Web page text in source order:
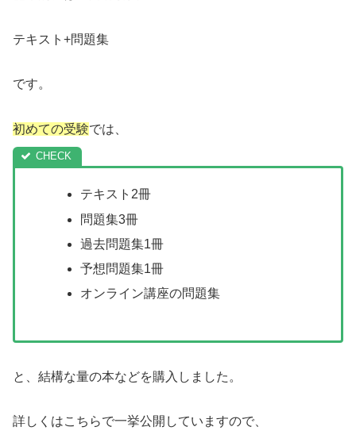
テキスト+問題集
です。
初めての受験では、
テキスト2冊
問題集3冊
過去問題集1冊
予想問題集1冊
オンライン講座の問題集
と、結構な量の本などを購入しました。
詳しくはこちらで一挙公開していますので、